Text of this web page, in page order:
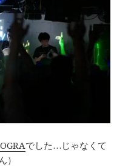
でした…じゃなくて
）